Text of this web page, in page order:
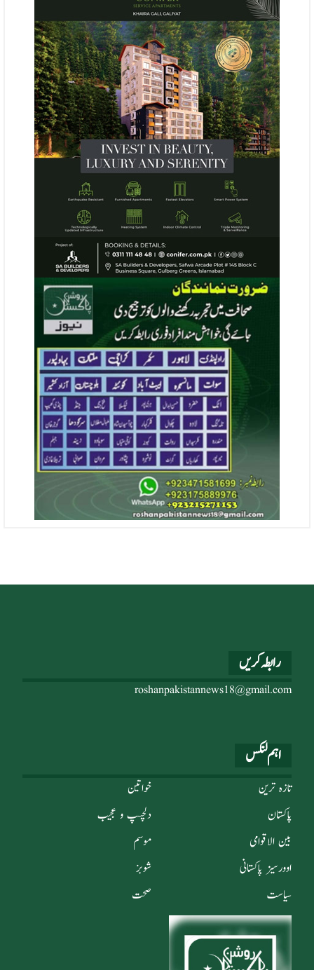
اہم لنکس
خواتین
دلچسپ و عجیب
موسم
شوبز
صحت
تازہ ترین
پاکستان
بین الاقوامی
اوورسیز پاکستانی
سیاست
رابطہ کریں
roshanpakistannews18@gmail.com